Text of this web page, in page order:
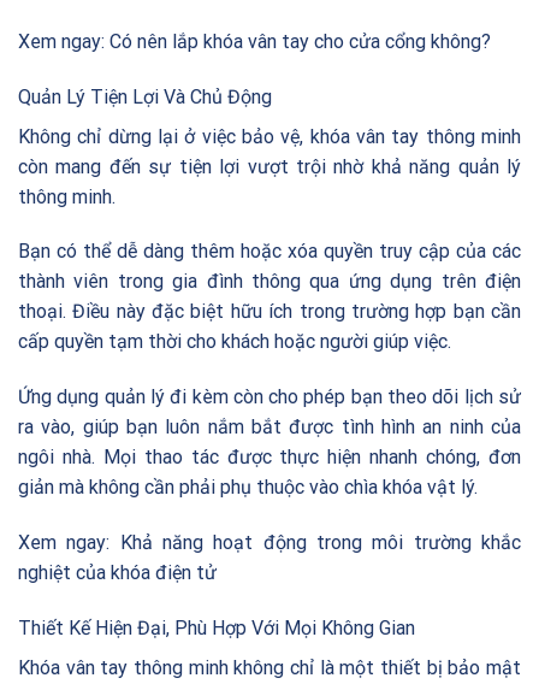
Xem ngay: Có nên lắp khóa vân tay cho cửa cổng không?
Quản Lý Tiện Lợi Và Chủ Động
Không chỉ dừng lại ở việc bảo vệ, khóa vân tay thông minh
còn mang đến sự tiện lợi vượt trội nhờ khả năng quản lý
thông minh.
Bạn có thể dễ dàng thêm hoặc xóa quyền truy cập của các
thành viên trong gia đình thông qua ứng dụng trên điện
thoại. Điều này đặc biệt hữu ích trong trường hợp bạn cần
cấp quyền tạm thời cho khách hoặc người giúp việc.
Ứng dụng quản lý đi kèm còn cho phép bạn theo dõi lịch sử
ra vào, giúp bạn luôn nắm bắt được tình hình an ninh của
ngôi nhà. Mọi thao tác được thực hiện nhanh chóng, đơn
giản mà không cần phải phụ thuộc vào chìa khóa vật lý.
Xem ngay: Khả năng hoạt động trong môi trường khắc
nghiệt của khóa điện tử
Thiết Kế Hiện Đại, Phù Hợp Với Mọi Không Gian
Khóa vân tay thông minh không chỉ là một thiết bị bảo mật